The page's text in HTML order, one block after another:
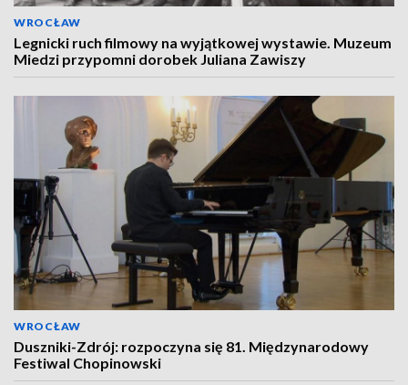
WROCŁAW
Legnicki ruch filmowy na wyjątkowej wystawie. Muzeum
Miedzi przypomni dorobek Juliana Zawiszy
WROCŁAW
Duszniki-Zdrój: rozpoczyna się 81. Międzynarodowy
Festiwal Chopinowski